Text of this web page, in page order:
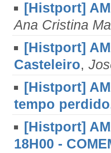
[Histport]
Ana Cristina
[Histport]
Casteleiro,
[Histport]
tempo
[Histport]
18H00 -